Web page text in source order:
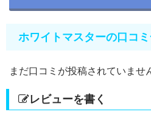
ホワイトマスターの口コ
まだ口コミが投稿されていませ
レビューを書く